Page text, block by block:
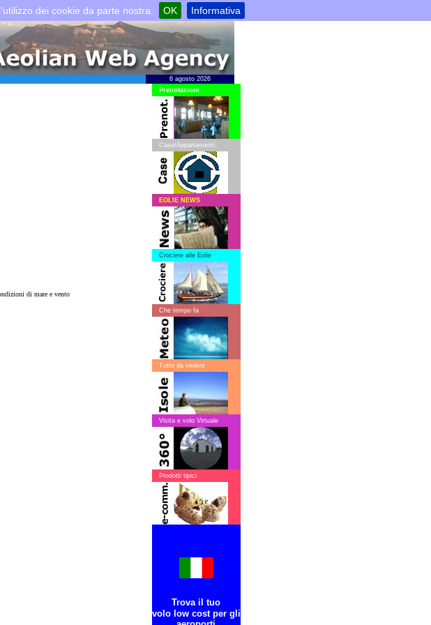
dei cookie da parte nostra. OK Informativa
6 agosto 2026
di mare e vento
Prenotazioni
Case/Appartamenti.
EOLIE NEWS
Crociere alle Eolie
Che tempo fa
Tutto da vedere
Visita e volo Virtuale
Prodotti tipici
Trova il tuo
volo low cost per gli